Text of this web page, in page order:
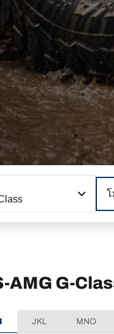
โ
AMG G-
JKL MNO